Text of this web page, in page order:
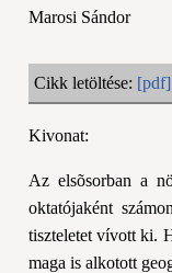
Marosi Sándor
Cikk letöltése: [pdf]
Kivonat:
Az elsõsorban a
oktatójaként
tiszteletet vívott ki.
maga is alkotott